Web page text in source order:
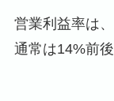
営業利益率は
通常は14%前